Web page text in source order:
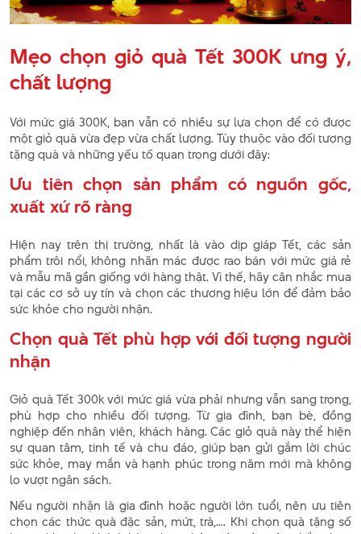
Mẹo chọn giỏ quà Tết 300K ưng ý,
chất lượng
Với mức giá 300K, bạn vẫn có nhiều sự lựa chọn để có được
một giỏ quà vừa đẹp vừa chất lượng. Tùy thuộc vào đối tượng
tặng quà và những yếu tố quan trọng dưới đây:
Ưu tiên chọn sản phẩm có nguồn gốc,
xuất xứ rõ ràng
Hiện nay trên thị trường, nhất là vào dịp giáp Tết, các sản
phẩm trôi nổi, không nhãn mác được rao bán với mức giá rẻ
và mẫu mã gần giống với hàng thật. Vì thế, hãy cân nhắc mua
tại các cơ sở uy tín và chọn các thương hiệu lớn để đảm bảo
sức khỏe cho người nhận.
Chọn quà Tết phù hợp với đối tượng người
nhận
Giỏ quà Tết 300k với mức giá vừa phải nhưng vẫn sang trọng,
phù hợp cho nhiều đối tượng. Từ gia đình, bạn bè, đồng
nghiệp đến nhân viên, khách hàng. Các giỏ quà này thể hiện
sự quan tâm, tinh tế và chu đáo, giúp bạn gửi gắm lời chúc
sức khỏe, may mắn và hạnh phúc trong năm mới mà không
lo vượt ngân sách.
Nếu người nhận là gia đình hoặc người lớn tuổi, nên ưu tiên
chọn các thức quà đặc sản, mứt, trà,.... Khi chọn quà tặng số